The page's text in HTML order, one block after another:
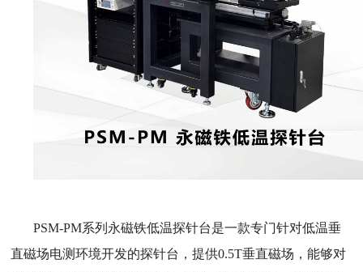
PSM-PM系列永磁铁低温探针台是一款专门针对低温垂
直磁场电测环境开发的探针台，提供0.5T垂直磁场，能够对